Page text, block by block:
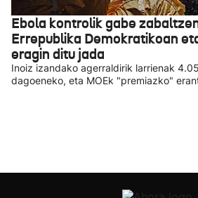
Ebola kontrolik gabe
Errepublika Demokratikoan
eragin ditu jada
Inoiz izandako agerraldirik larrienak
dagoeneko, eta MOEk "premiazko"